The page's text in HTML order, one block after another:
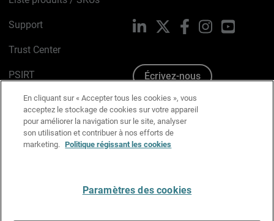
Support
Trust Center
PSIRT
Avis sur les cookies
Politique de confidentialité
Charte Graphique
LinkedIn FacebookInstagramYouTube
Écrivez-nous
En cliquant sur « Accepter tous les cookies », vous
acceptez le stockage de cookies sur votre appareil
pour améliorer la navigation sur le site, analyser
son utilisation et contribuer à nos efforts de
marketing. Politique régissant les cookies
Paramètres des cookies